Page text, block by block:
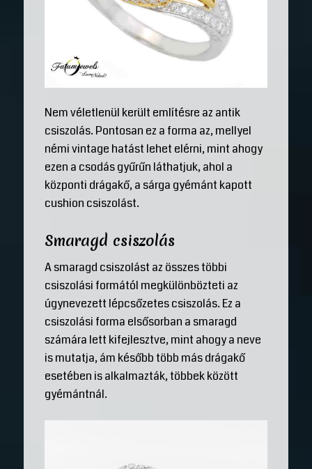
Nem véletlenül került említésre az antik
csiszolás. Pontosan ez a forma az, mellyel
némi vintage hatást lehet elérni, mint ahogy
ezen a csodás gyűrűn láthatjuk, ahol a
központi drágakő, a sárga gyémánt kapott
cushion csiszolást.
Smaragd csiszolás
A smaragd csiszolást az összes többi
csiszolási formától megkülönbözteti az
úgynevezett lépcsőzetes csiszolás. Ez a
csiszolási forma elsősorban a smaragd
számára lett kifejlesztve, mint ahogy a neve
is mutatja, ám később több más drágakő
esetében is alkalmazták, többek között
gyémántnál.